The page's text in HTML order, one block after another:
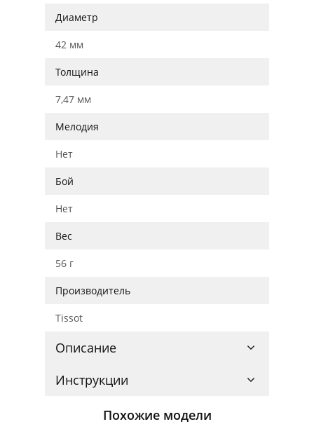
Диаметр
42 мм
Толщина
7,47 мм
Мелодия
Нет
Бой
Нет
Вес
56 г
Производитель
Tissot
Описание
Инструкции
Похожие модели